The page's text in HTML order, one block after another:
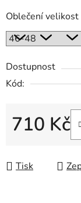
Oblečení velikost
Dostupnost
Kód:
710 Kč
Tisk